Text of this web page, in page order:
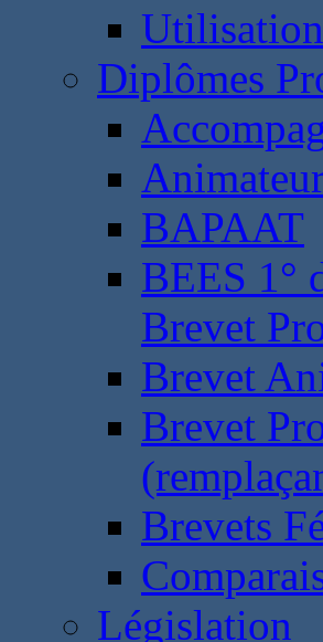
Diplômes
BAPAAT
BEES 1°
Brevet
Brevet
Brevet
Brevets
Législation